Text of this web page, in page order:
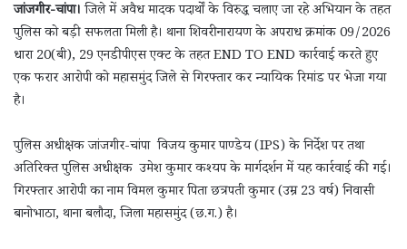
जांजगीर-चांपा।जिले में अवैध मादक पदार्थों के विरुद्ध चलाए जा रहे अभियान के तहत
पुलिस को बड़ी सफलता मिली है। थाना शिवरीनारायण के अपराध क्रमांक 09/2026
धारा 20(बी), 29 एनडीपीएस एक्ट के तहत END TO END कार्रवाई करते हुए
एक फरार आरोपी को महासमुंद जिले से गिरफ्तार कर न्यायिक रिमांड पर भेजा गया
है।
पुलिस अधीक्षक जांजगीर-चांपा विजय कुमार पाण्डेय (IPS) के निर्देश पर तथा
अतिरिक्त पुलिस अधीक्षक उमेश कुमार कश्यप के मार्गदर्शन में यह कार्रवाई की गई।
गिरफ्तार आरोपी का नाम विमल कुमार पिता छत्रपती कुमार (उम्र 23 वर्ष) निवासी
बानोभाठा, थाना बलौदा, जिला महासमुंद (छ.ग.) है।